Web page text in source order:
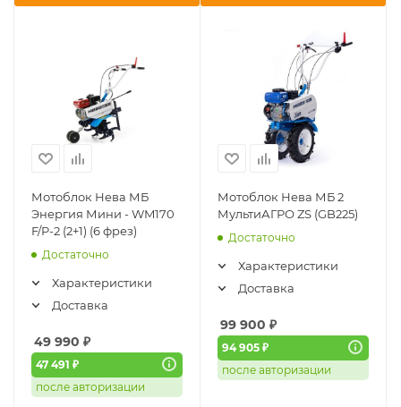
Мотоблок Нева МБ
Энергия Мини - WM170
F/P-2 (2+1) (6 фрез)
Достаточно
Характеристики
Доставка
49 990 ₽
47 491 ₽
после авторизации
Мотоблок Нева МБ 2
МультиАГРО ZS (GB225)
Достаточно
Характеристики
Доставка
99 900 ₽
94 905 ₽
после авторизации